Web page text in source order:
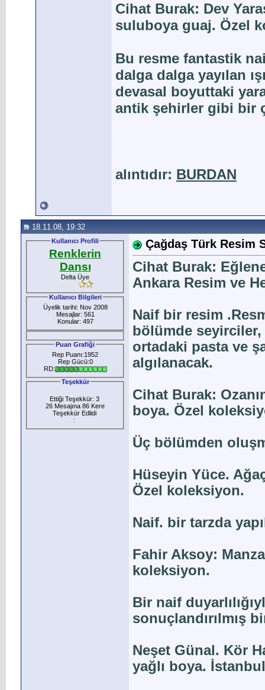
Cihat Burak: Dev
suluboya guaj. Özel
Bu resme fantastik
dalga dalga yayılan
devasal boyuttaki
antik şehirler gibi bir
alıntıdır: BURDAN
18.11.08, 19:32
Kullanıcı Profili
Renklerin
Dansı
Delta Üye
Kullanıcı Bilgileri
Üyelik tarihi: Nov 2008
Mesajlar: 561
Konular: 497
Puan Grafiği
Rep Puanı:1952
Rep Gücü:0
RD:
Teşekkür
Ettiği Teşekkür: 3
26 Mesajına 86 Kere
Teşekkür Edlidi
:
Çağdaş Türk Resim
Cihat Burak:
Ankara Resim ve
Naif bir resim
bölümde
ortadaki pasta ve
algılanacak.
Cihat Burak:
boya. Özel
Üç bölümden
Hüseyin Yüce.
Özel koleksiyon.
Naif. bir tarzda
Fahir Aksoy:
koleksiyon.
Bir naif
sonuçlandırılmış
Neşet Günal. Kör
yağlı boya.